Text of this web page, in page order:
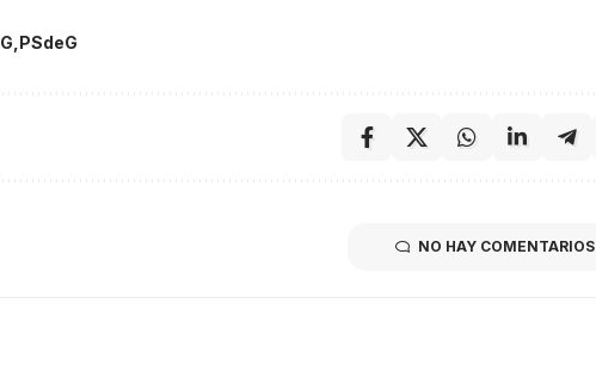
PSdeG
NO HAY COMENTARIOS